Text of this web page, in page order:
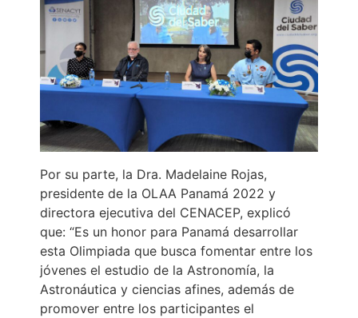
Por su parte, la Dra. Madelaine Rojas,
presidente de la OLAA Panamá 2022 y
directora ejecutiva del CENACEP, explicó
que: “Es un honor para Panamá desarrollar
esta Olimpiada que busca fomentar entre los
jóvenes el estudio de la Astronomía, la
Astronáutica y ciencias afines, además de
promover entre los participantes el